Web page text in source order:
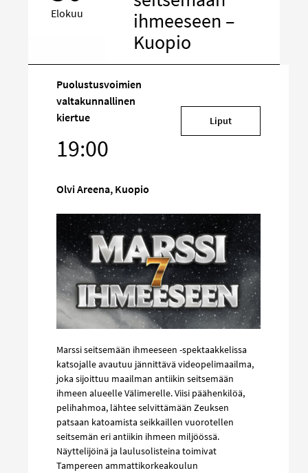
Elokuu
ihmeeseen –
Kuopio
Puolustusvoimien
valtakunnallinen
kiertue
19:00
Liput
Olvi Areena, Kuopio
Marssi seitsemään ihmeeseen -spektaakkelissa
katsojalle avautuu jännittävä videopelimaailma,
joka sijoittuu maailman antiikin seitsemään
ihmeen alueelle Välimerelle. Viisi päähenkilöä,
pelihahmoa, lähtee selvittämään Zeuksen
patsaan katoamista seikkaillen vuorotellen
seitsemän eri antiikin ihmeen miljöössä.
Näyttelijöinä ja laulusolisteina toimivat
Tampereen ammattikorkeakoulun